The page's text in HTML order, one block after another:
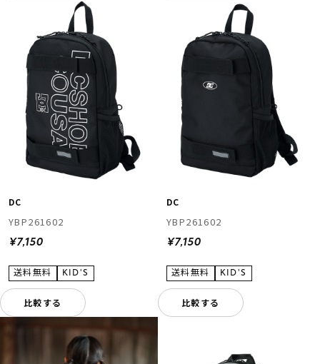
DC
YBP261602
¥7,150
比較する
DC
YBP261602
¥7,150
比較する